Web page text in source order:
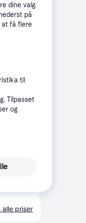
kr.
alle priser
dine valg
på
at få flere
til
Tilpasset
og